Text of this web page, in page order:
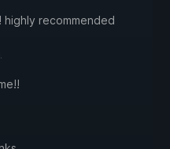
recommended